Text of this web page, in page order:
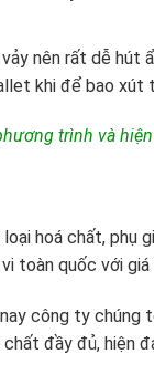
nên rất dễ
khi để bao xút
trình và
hoá chất, phụ
toàn quốc với giá
công ty chúng
đầy đủ, hiện